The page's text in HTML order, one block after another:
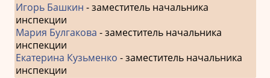
Игорь Башкин - заместитель начальника
инспекции
Мария Булгакова - заместитель начальника
инспекции
Екатерина Кузьменко - заместитель начальника
инспекции